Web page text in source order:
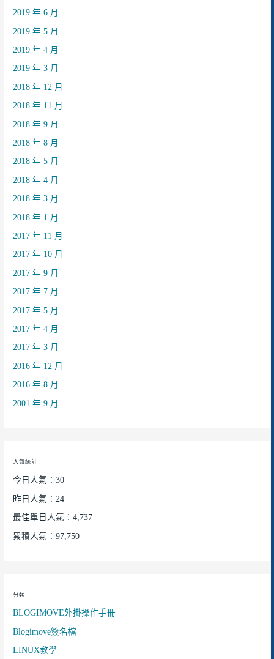
2019 年 6 月
2019 年 5 月
2019 年 4 月
2019 年 3 月
2018 年 12 月
2018 年 11 月
2018 年 9 月
2018 年 8 月
2018 年 5 月
2018 年 4 月
2018 年 3 月
2018 年 1 月
2017 年 11 月
2017 年 10 月
2017 年 9 月
2017 年 7 月
2017 年 5 月
2017 年 4 月
2017 年 3 月
2016 年 12 月
2016 年 8 月
2001 年 9 月
人氣統計
今日人氣：30
昨日人氣：24
最佳單日人氣：4,737
累積人氣：97,750
分類
BLOGIMOVE外掛操作手冊
Blogimove簽名檔
LINUX教學